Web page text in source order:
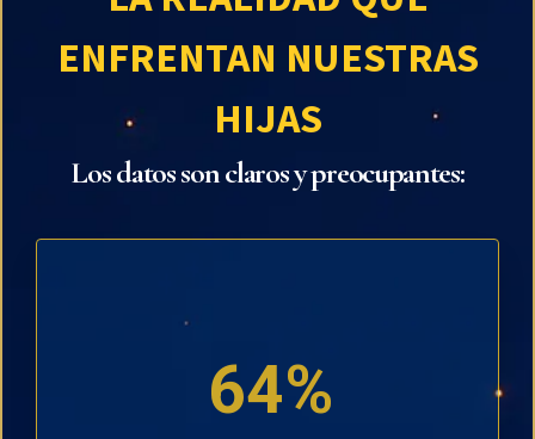
ENFRENTAN NUESTRAS
HIJAS
Los datos son claros y preocupantes:
64%